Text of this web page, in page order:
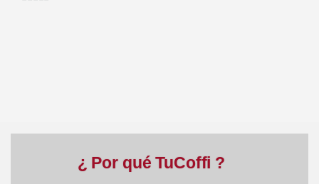
¿ Por qué TuCoffi ?